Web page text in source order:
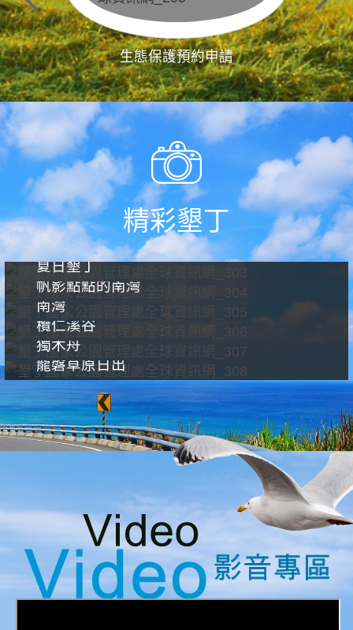
生態保護預約申請
精彩墾丁
夏日墾丁
帆影點點的南灣
南灣
欖仁溪谷
獨木舟
龍磐草原日出